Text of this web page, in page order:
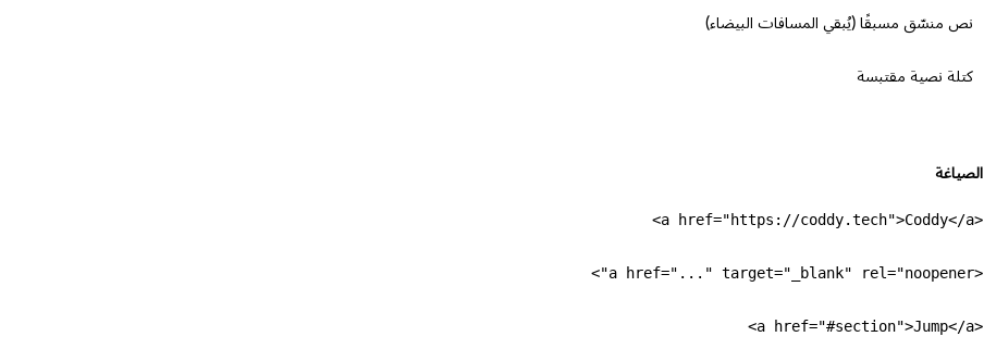
نص منسّق مسبقًا (يُبقي المسافات البيضاء)
كتلة نصية مقتبسة
الصياغة
<a href="https://coddy.tech">Coddy</a>
<a href="..." target="_blank" rel="noopener">
<a href="#section">Jump</a>